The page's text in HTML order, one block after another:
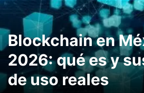
Blockchain en
2026: qué es y
de uso reales